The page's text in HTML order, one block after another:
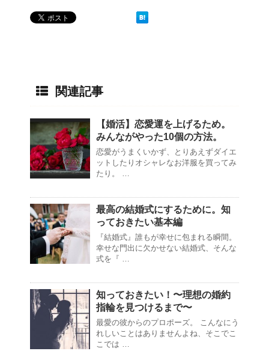
関連記事
【婚活】恋愛運を上げるため。
みんながやった10個の方法。
恋愛がうまくいかず、とりあえずダイエ
ットしたりオシャレなお洋服を買ってみ
たり。 …
最高の結婚式にするために。知
っておきたい基本編
『結婚式』誰もが幸せに包まれる瞬間。
幸せな門出に欠かせない結婚式、そんな
式を『 …
知っておきたい！〜理想の婚約
指輪を見つけるまで〜
最愛の彼からのプロポーズ。 こんなにう
れしいことはありませんよね、そこでこ
こでは …